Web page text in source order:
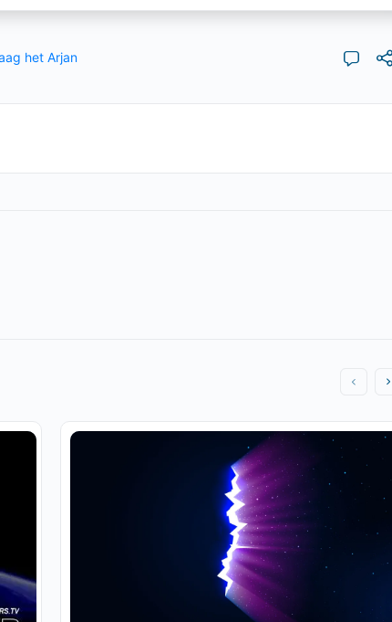
het Arjan